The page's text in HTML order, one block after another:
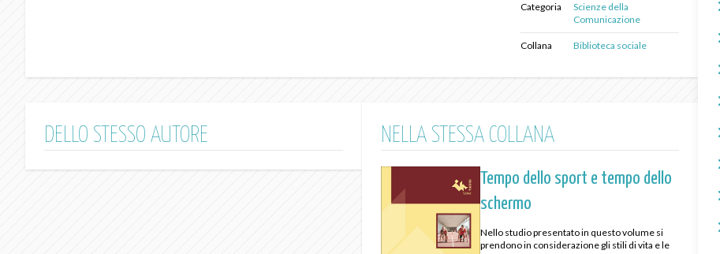
Categoria
Scienze della
Comunicazione
Collana Biblioteca sociale
DELLO STESSO AUTORE NELLA STESSA COLLANA
Tempo dello sport e tempo dello
schermo
Nello studio presentato in questo volume si
prendono in considerazione gli stili di vita e le